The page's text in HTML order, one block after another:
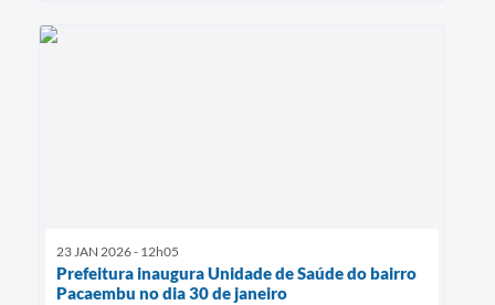
23 JAN 2026 - 12h05
Prefeitura inaugura Unidade de Saúde do bairro
Pacaembu no dia 30 de janeiro